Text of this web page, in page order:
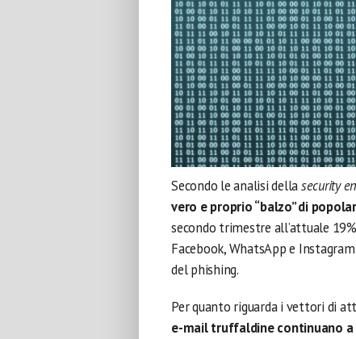
Secondo le analisi dellasecurity
vero e proprio “balzo” di
secondo trimestre all’attuale
Facebook, WhatsApp e
del phishing.
Per quanto riguarda i vettori di
e-mail truffaldine continuano